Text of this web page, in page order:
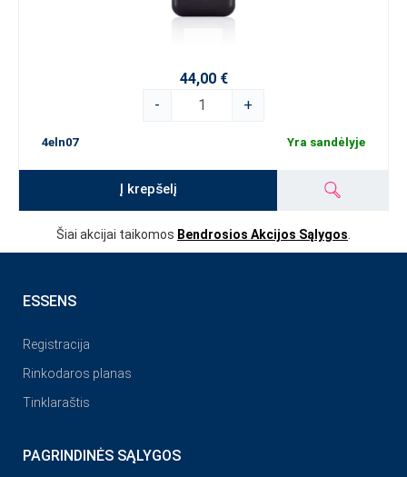
44,00 €
-
+
4eln07 Yra sandėlyje
Į krepšelį
Šiai akcijai taikomos Bendrosios Akcijos Sąlygos.
ESSENS
Registracija
Rinkodaros planas
Tinklaraštis
PAGRINDINĖS SĄLYGOS